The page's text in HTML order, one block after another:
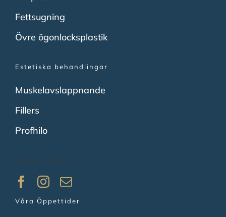
Fettsugning
Övre ögonlocksplastik
Estetiska behandlingar
Muskelavslappnande
Fillers
Profhilo
Sociala medier
Våra Öppettider